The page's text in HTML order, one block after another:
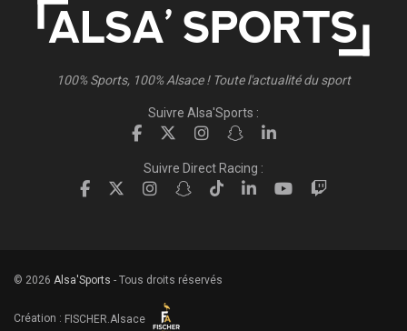
100% Sports, 100% Alsace ! Toute l'actualité du sport
Suivre Alsa'Sports :
Suivre Direct Racing :
© 2026 Alsa'Sports - Tous droits réservés
Création : FISCHER.Alsace